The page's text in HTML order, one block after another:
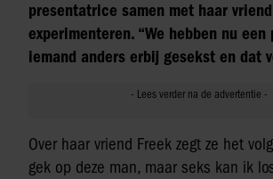
presentatrice samen met haar
experimenteren. “We hebben nu
iemand anders erbij gesekst en dat
Over haar vriend Freek zegt ze het
gek op deze man, maar seks kan ik